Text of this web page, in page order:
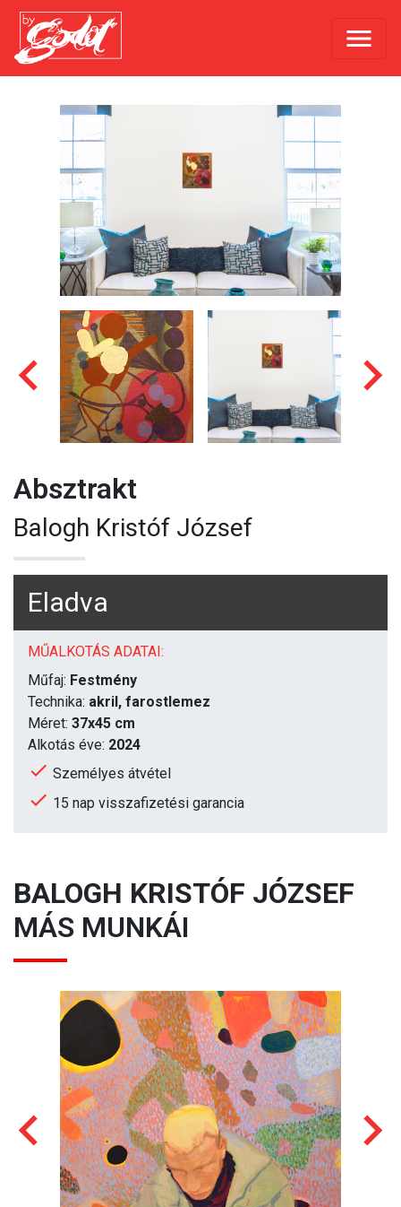
Absztrakt
Balogh Kristóf József
Eladva
MŰALKOTÁS ADATAI:
Műfaj: Festmény
Technika: akril, farostlemez
Méret: 37x45 cm
Alkotás éve: 2024
Személyes átvétel
15 nap visszafizetési garancia
BALOGH KRISTÓF JÓZSEF
MÁS MUNKÁI